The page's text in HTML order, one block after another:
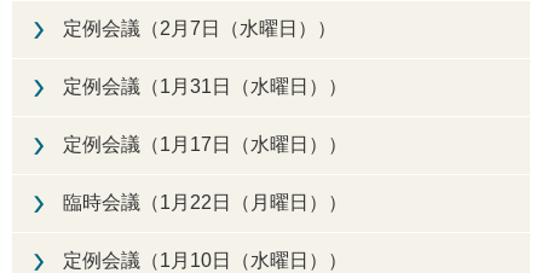
定例会議（2月7日（水曜日））
定例会議（1月31日（水曜日））
定例会議（1月17日（水曜日））
臨時会議（1月22日（月曜日））
定例会議（1月10日（水曜日））